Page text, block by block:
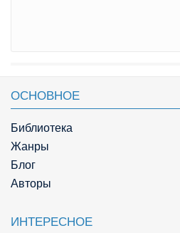
ОСНОВНОЕ
Библиотека
Жанры
Блог
Авторы
ИНТЕРЕСНОЕ